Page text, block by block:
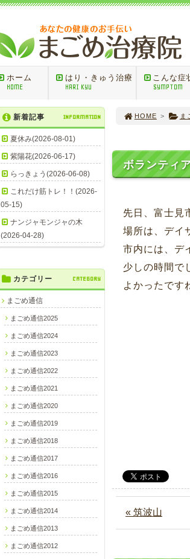
ホーム
HOME
はり・きゅう治療
HARI KYU
こんな症
SYMPTOM
HOME > ま
ボランテ
先日、富士見
場所は、デイ
市内には、デ
少しの時間で
よかったです
« 筑波山
新着記事 INFORMATION
夏休み(2026-08-01)
紫陽花(2026-06-17)
らっきょう(2026-06-08)
これだけ筋トレ！！(2026-
05-15)
ナンジャモンジャの木
(2026-04-28)
カテゴリー CATEGORY
まごめ通信
まごめ通信2025
まごめ通信2024
まごめ通信2023
まごめ通信2022
まごめ通信2021
まごめ通信2020
まごめ通信2019
まごめ通信2018
まごめ通信2017
まごめ通信2016
まごめ通信2015
まごめ通信2014
まごめ通信2013
まごめ通信2012